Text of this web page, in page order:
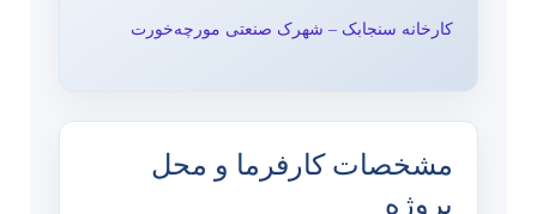
کارخانه سنجابک – شهرک صنعتی مورچه‌خورت
مشخصات کارفرما و محل
پروژه